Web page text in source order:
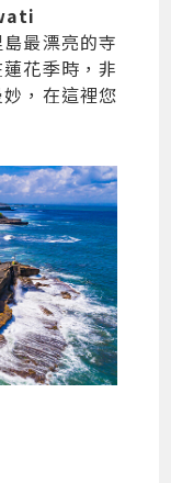
最漂亮的寺
花季時，非
，在這裡您